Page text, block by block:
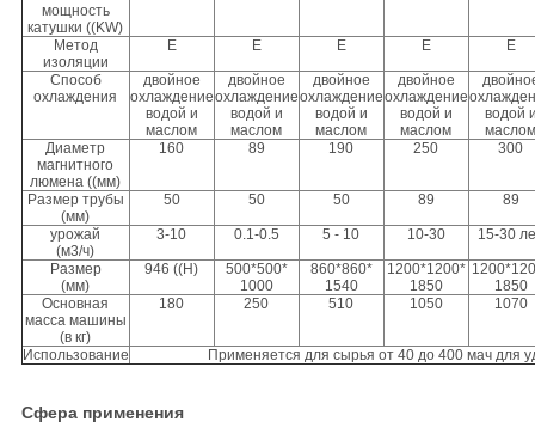
мощность
катушки ((KW)
Метод
изоляции
Е Е Е Е Е
Способ
охлаждения
двойное
охлаждение
водой и
маслом
двойное
охлаждение
водой и
маслом
двойное
охлаждение
водой и
маслом
двойное
охлаждение
водой и
маслом
водой
Диаметр
магнитного
люмена ((мм)
160 89 190 250 300
Размер трубы
(мм)
50 50 50 89 89
урожай
(м3/ч)
3-10 0.1-0.5 5 - 10 10-30 15-30
Размер
(мм)
946 ((H)
500*500*
1000
860*860*
1540
1200*1200*
1850
1850
Основная
масса машины
(в кг)
180 250 510 1050 1070
Использование Применяется для сырья от 40 до 400 мач для
Сфера применения